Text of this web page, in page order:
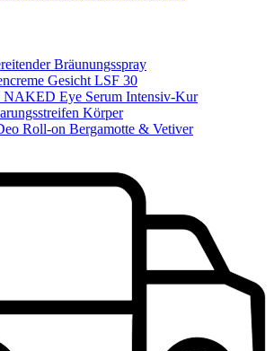
Bräunungsspray
Gesicht LSF 30
Eye Serum Intensiv-Kur
Körper
Roll-on Bergamotte & Vetiver